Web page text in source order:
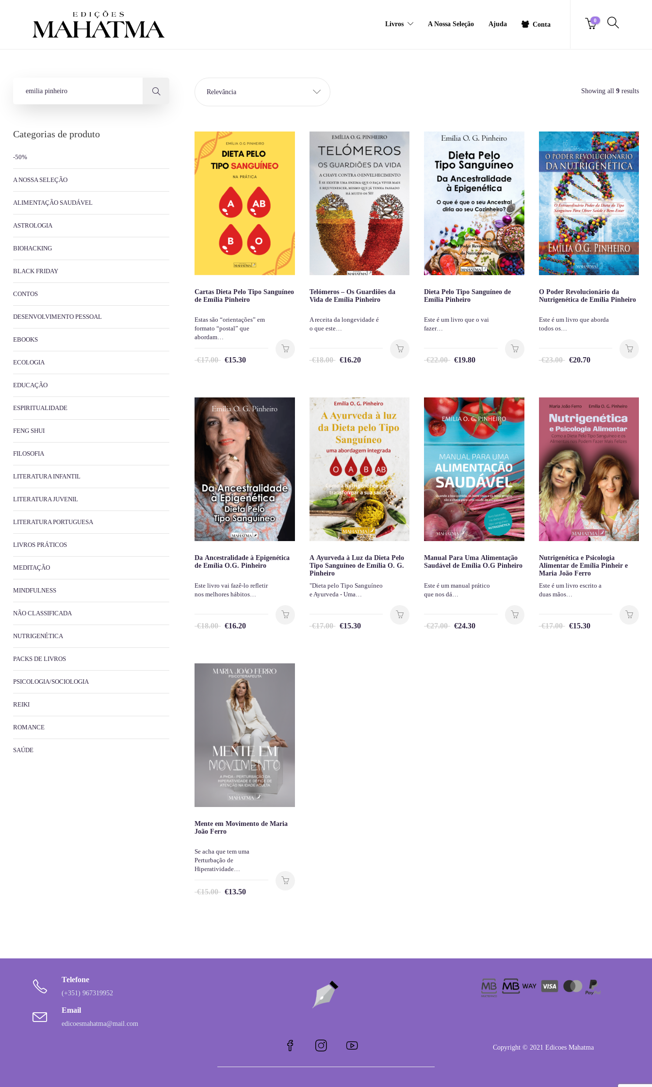
Livros A Nossa Seleção Ajuda Conta
0
Showing all9 results
Relevância
Cartas Dieta Pelo Tipo Sanguíneo
de Emília Pinheiro
Estas são “orientações” em
formato “postal” que
abordam…
€17.00 €15.30
Telómeros – Os Guardiões da
Vida de Emília Pinheiro
A receita da longevidade é
o que este…
€18.00 €16.20
Dieta Pelo Tipo Sanguíneo de
Emília Pinheiro
Este é um livro que o vai
fazer…
€22.00 €19.80
O Poder Revolucionário da
Nutrigenética de Emília Pinheiro
Este é um livro que aborda
todos os…
€23.00 €20.70
Da Ancestralidade à Epigenética
de Emília O.G. Pinheiro
Este livro vai fazê-lo refletir
nos melhores hábitos…
€18.00 €16.20
A Ayurveda à Luz da Dieta Pelo
Tipo Sanguíneo de Emília O. G.
Pinheiro
"Dieta pelo Tipo Sanguíneo
e Ayurveda - Uma…
€17.00 €15.30
Manual Para Uma Alimentação
Saudável de Emília O.G Pinheiro
Este é um manual prático
que nos dá…
€27.00 €24.30
Nutrigenética e Psicologia
Alimentar de Emília Pinheir e
Maria João Ferro
Este é um livro escrito a
duas mãos…
€17.00 €15.30
Mente em Movimento de Maria
João Ferro
Se acha que tem uma
Perturbação de
Hiperatividade…
€15.00 €13.50
Categorias de produto
-50%
A NOSSA SELEÇÃO
ALIMENTAÇÃO SAUDÁVEL
ASTROLOGIA
BIOHACKING
BLACK FRIDAY
CONTOS
DESENVOLVIMENTO PESSOAL
EBOOKS
ECOLOGIA
EDUCAÇÃO
ESPIRITUALIDADE
FENG SHUI
FILOSOFIA
LITERATURA INFANTIL
LITERATURA JUVENIL
LITERATURA PORTUGUESA
LIVROS PRÁTICOS
MEDITAÇÃO
MINDFULNESS
NÃO CLASSIFICADA
NUTRIGENÉTICA
PACKS DE LIVROS
PSICOLOGIA/SOCIOLOGIA
REIKI
ROMANCE
SAÚDE
Telefone
(+351) 967319952
Email
edicoesmahatma@mail.com
Copyright © 2021 Edicoes Mahatma